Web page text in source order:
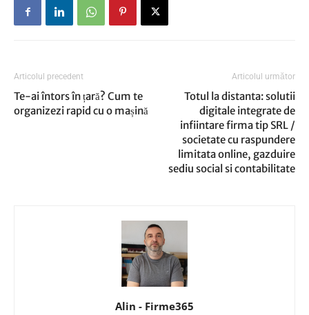
Articolul precedent
Te-ai întors în țară? Cum te
organizezi rapid cu o mașină
Articolul următor
Totul la distanta: solutii
digitale integrate de
infiintare firma tip SRL /
societate cu raspundere
limitata online, gazduire
sediu social si contabilitate
Alin - Firme365